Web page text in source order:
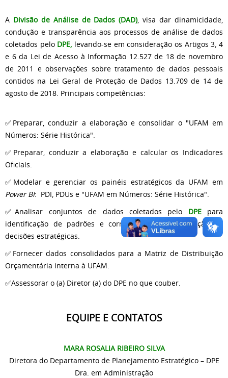
A Divisão de Análise de Dados (DAD), visa dar dinamicidade,
condução e transparência aos processos de análise de dados
coletados pelo DPE, levando-se em consideração os Artigos 3, 4
e 6 da Lei de Acesso à Informação 12.527 de 18 de novembro
de 2011 e observações sobre tratamento de dados pessoais
contidos na Lei Geral de Proteção de Dados 13.709 de 14 de
agosto de 2018. Principais competências:
✅Preparar, conduzir a elaboração e consolidar o "UFAM em
Números: Série Histórica".
✅Preparar, conduzir a elaboração e calcular os Indicadores
Oficiais.
✅Modelar e gerenciar os painéis estratégicos da UFAM em
Power BI: PDI, PDUs e "UFAM em Números: Série Histórica".
✅Analisar conjuntos de dados coletados pelo DPEpara
identificação de padrões e correlações para orientação de
decisões estratégicas.
✅Fornecer dados consolidados para a Matriz de Distribuição
Orçamentária interna à UFAM.
✅Assessorar o (a) Diretor (a) do DPE no que couber.
EQUIPE E CONTATOS
MARA ROSALIA RIBEIRO SILVA
Diretora do Departamento de Planejamento Estratégico – DPE
Dra. em Administração